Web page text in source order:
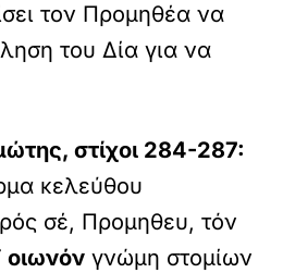
τον Προμηθέα να
του Δία για να
στίχοι 284-287:
κελεύθου
σέ, Προμηθευ, τόν
οιωνόν γνώμη στομίων